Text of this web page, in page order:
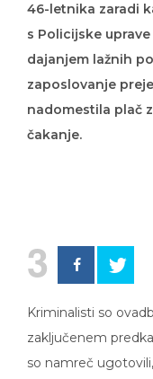
46-letnika zaradi
s Policijske
dajanjem lažnih
zaposlovanje
nadomestila plač
čakanje.
3
Kriminalisti so
zaključenem
so namreč